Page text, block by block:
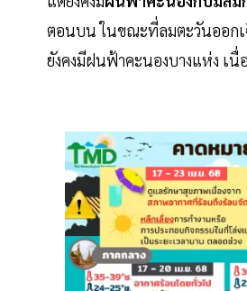
ตอนบน ในขณะที่ลมตะวันออกเ
ยังคงมีฝนฟ้าคะนองบางแห่ง เ